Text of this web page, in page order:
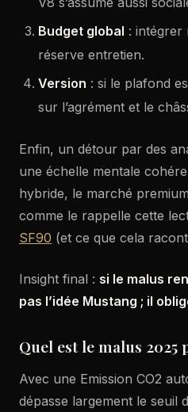
Budget global : intégrer
réserve entretien.
Version : si le plafond
sur l’agrément et le
Enfin, un détour par des
une échelle mentale
hybride, le marché
comme le rappelle cette
SF90 (et ce que cela
Insight final : si le malus
pas l’idée Mustang ; il
Quel est le malus
Avec une Emission CO2
dépasse largement le seuil